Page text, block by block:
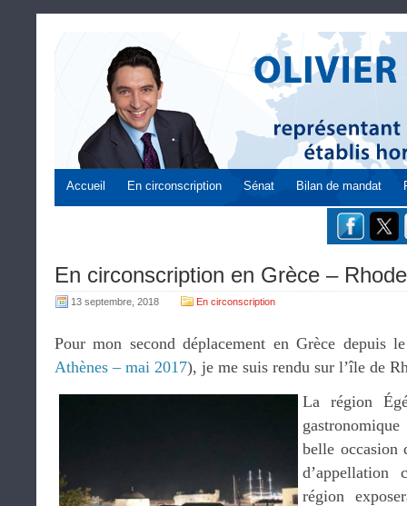
Accueil En circonscription Sénat Bilan de mandat
En circonscription en Grèce –
13 septembre, 2018 En circonscription
Pour mon second déplacement en Grèce depuis
Athènes – mai 2017), je me suis rendu sur l’île de
La région
belle occasion
d’appellation
région